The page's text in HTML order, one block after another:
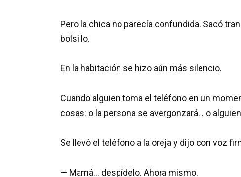
Pero la chica no parecía confundida. Sacó
bolsillo.
En la habitación se hizo aún más silencio.
Cuando alguien toma el teléfono en un
cosas: o la persona se avergonzará… o
Se llevó el teléfono a la oreja y dijo con voz
— Mamá… despídelo. Ahora mismo.